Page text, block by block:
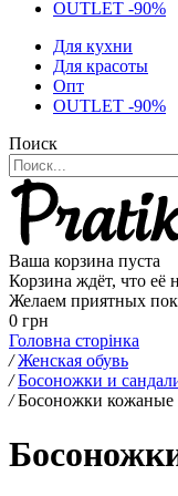
OUTLET -90%
Для кухни
Для красоты
Опт
OUTLET -90%
Поиск
Ваша корзина пуста
Корзина ждёт, что её
Желаем приятных
0 грн
Головна сторінка
/ Женская обувь
/ Босоножки и
/ Босоножки кожаные